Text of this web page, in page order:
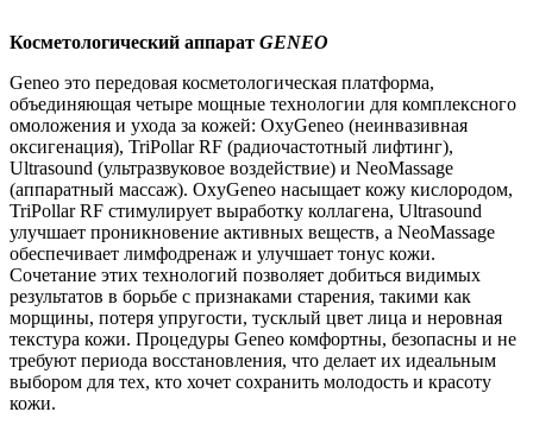
Косметологический аппарат GENEO
Geneo это передовая косметологическая платформа,
объединяющая четыре мощные технологии для комплексного
омоложения и ухода за кожей: OxyGeneo (неинвазивная
оксигенация), TriPollar RF (радиочастотный лифтинг),
Ultrasound (ультразвуковое воздействие) и NeoMassage
(аппаратный массаж). OxyGeneo насыщает кожу кислородом,
TriPollar RF стимулирует выработку коллагена, Ultrasound
улучшает проникновение активных веществ, а NeoMassage
обеспечивает лимфодренаж и улучшает тонус кожи.
Сочетание этих технологий позволяет добиться видимых
результатов в борьбе с признаками старения, такими как
морщины, потеря упругости, тусклый цвет лица и неровная
текстура кожи. Процедуры Geneo комфортны, безопасны и не
требуют периода восстановления, что делает их идеальным
выбором для тех, кто хочет сохранить молодость и красоту
кожи.